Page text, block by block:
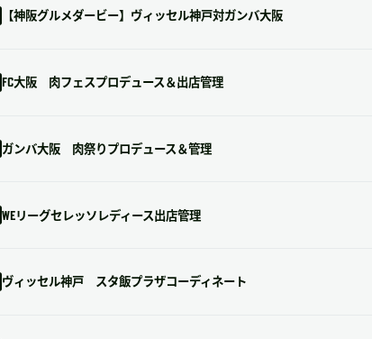
【神阪グルメダービー】ヴィッセル神戸対ガンバ大阪
FC大阪 肉フェスプロデュース＆出店管理
ガンバ大阪 肉祭りプロデュース＆管理
WEリーグセレッソレディース出店管理
ヴィッセル神戸 スタ飯プラザコーディネート